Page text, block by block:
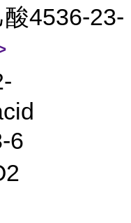
4536-23-
6